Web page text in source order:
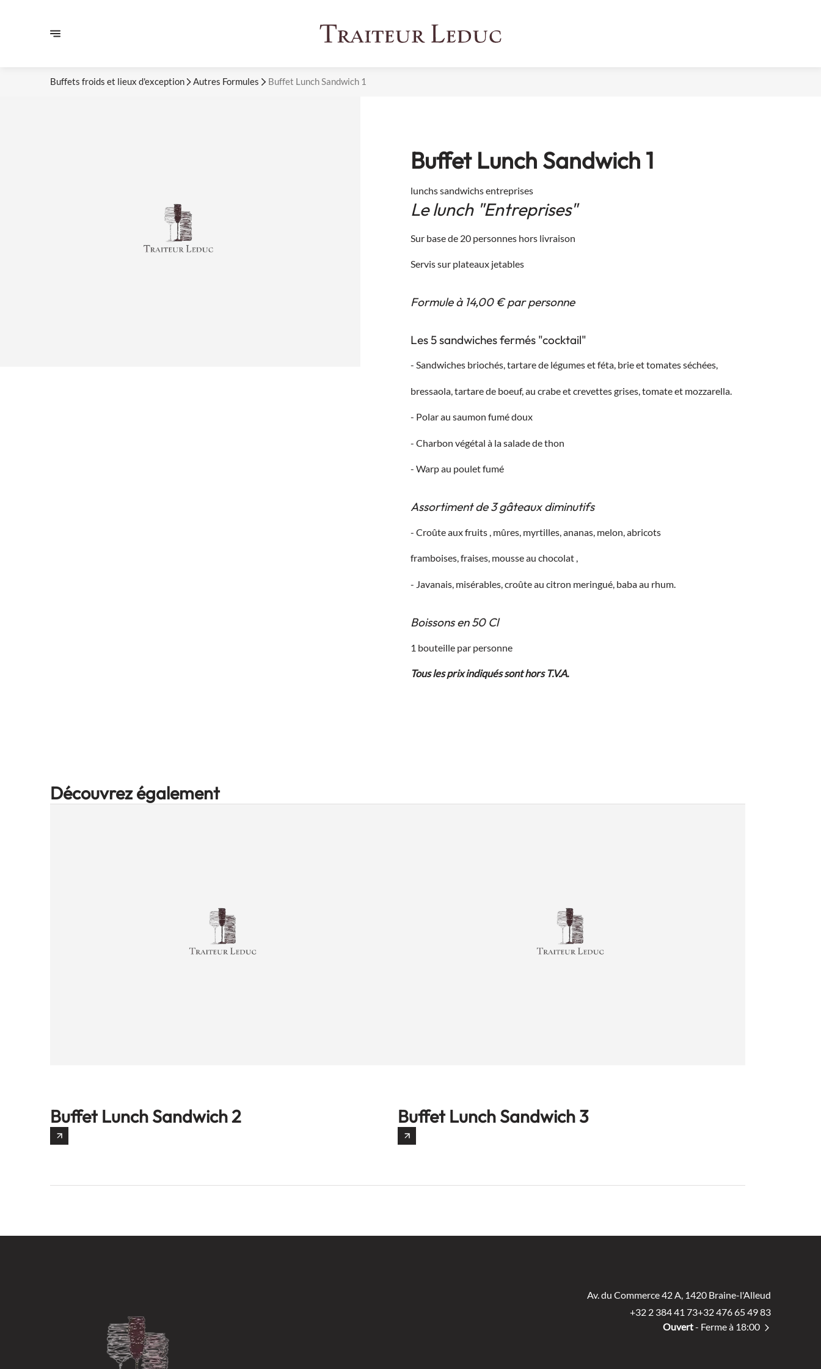
Buffets froids et lieux d'exception Autres Formules Buffet Lunch Sandwich 1
Buffet Lunch Sandwich 1
lunchs sandwichs entreprises
Le lunch "Entreprises"
Sur base de 20 personnes hors livraison
Servis sur plateaux jetables
Formule à 14,00 € par personne
Les 5 sandwiches fermés "cocktail"
- Sandwiches briochés, tartare de légumes et féta, brie et tomates séchées,
bressaola, tartare de boeuf, au crabe et crevettes grises, tomate et mozzarella.
- Polar au saumon fumé doux
- Charbon végétal à la salade de thon
- Warp au poulet fumé
Assortiment de 3 gâteaux diminutifs
- Croûte aux fruits , mûres, myrtilles, ananas, melon, abricots
framboises, fraises, mousse au chocolat ,
- Javanais, misérables, croûte au citron meringué, baba au rhum.
Boissons en 50 Cl
1 bouteille par personne
Tous les prix indiqués sont hors T.V.A.
Découvrez également
Buffet Lunch Sandwich 2 Buffet Lunch Sandwich 3
Av. du Commerce 42 A, 1420 Braine-l'Alleud
+32 2 384 41 73+32 476 65 49 83
Ouvert- Ferme à 18:00